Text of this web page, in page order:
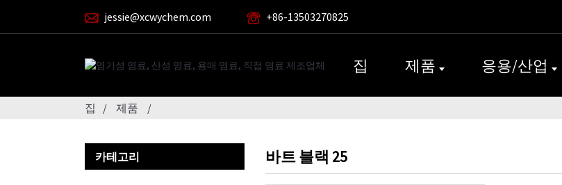
jessie@xcwychem.com +86-13503270825
집 제품 응용/산업
집 제품
카테고리 바트 블랙 25